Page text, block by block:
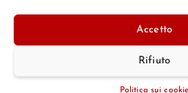
Accetto
Rifiuto
Politica sui cookie